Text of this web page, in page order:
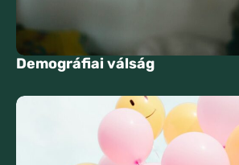
Demográfiai válság